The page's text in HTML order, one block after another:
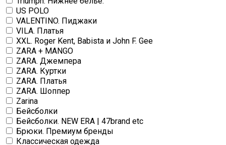
US POLO
VALENTINO. Пиджаки
VILA. Платья
XXL. Roger Kent, Babista и John F. Gee
ZARA + MANGO
ZARA. Джемпера
ZARA. Куртки
ZARA. Платья
ZARA. Шоппер
Zarina
Бейсболки
Бейсболки. NEW ERA | 47brand etc
Брюки. Премиум бренды
Классическая одежда